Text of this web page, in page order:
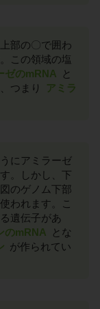
部の〇で囲わ
この領域の塩
ゼのmRNA
と
つまり
アミラ
にアミラーゼ
。しかし、下
のゲノム下部
われます。こ
遺伝子があ
のmRNA
とな
が作られてい